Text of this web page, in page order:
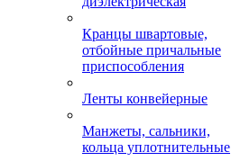
Кранцы швартовые,
отбойные причальные
приспособления
Ленты конвейерные
Манжеты, сальники,
кольца уплотнительные